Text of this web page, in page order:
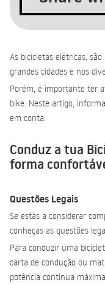
As bicicletas elétricas,
grandes cidades e nos
Porém, é importante ter
bike. Neste artigo,
em conta.
Conduz a tua
forma
Questões Legais
Se estás a considerar
conheças as questões
Para conduzir uma
carta de condução ou
potência contínua